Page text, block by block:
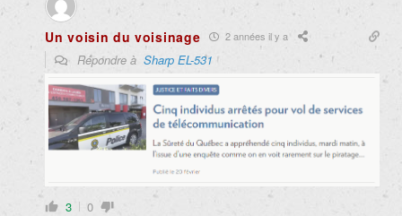
Un voisin du voisinage 2 années il y a
Répondre à Sharp EL-531
3 0